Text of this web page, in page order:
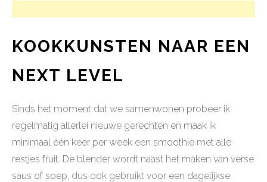
KOOKKUNSTEN NAAR EEN
NEXT LEVEL
Sinds het moment dat we samenwonen probeer ik
regelmatig allerlei nieuwe gerechten en maak ik
minimaal één keer per week een smoothie met alle
restjes fruit. De blender wordt naast het maken van verse
saus of soep, dus ook gebruikt voor een dagelijkse